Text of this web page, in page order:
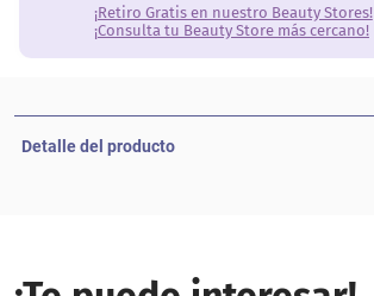
¡Retiro Gratis en nuestro Beauty Stores!
¡Consulta tu Beauty Store más cercano!
Detalle del producto